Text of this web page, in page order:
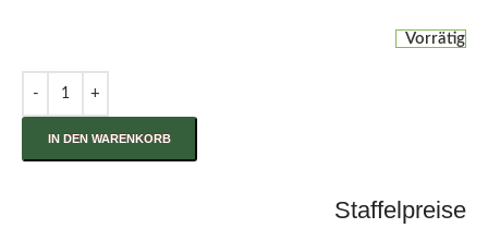
Vorrätig
IN DEN WARENKORB
Staffelpreise